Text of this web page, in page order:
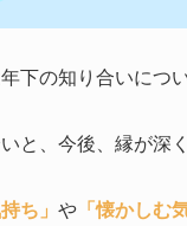
下の知り合いにつ
と、今後、縁が深
ち」 や 「懐かしむ